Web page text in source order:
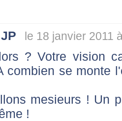
le 18 janvier 2011
? Votre vision
combien se monte
mesieurs ! Un
!